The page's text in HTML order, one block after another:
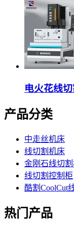
电火花线
产品分类
中走丝机床
线切割机床
金刚石线切
线切割控制柜
酷割CoolCut
热门产品